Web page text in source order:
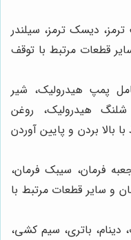
دیسک ترمز، سیلندر
قطعات مرتبط با توقف
پمپ هیدرولیک، شیر
هیدرولیک، روغن
بالا بردن و پایین آوردن
فرمان، سیبک فرمان،
و سایر قطعات مرتبط با
دینام، باتری، سیم کشی،